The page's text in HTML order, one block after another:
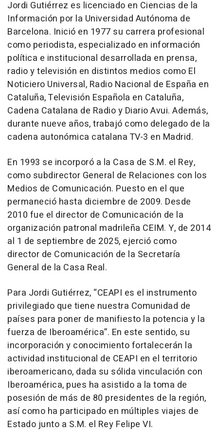
Jordi Gutiérrez es licenciado en Ciencias de la
Información por la Universidad Autónoma de
Barcelona. Inició en 1977 su carrera profesional
como periodista, especializado en información
política e institucional desarrollada en prensa,
radio y televisión en distintos medios como El
Noticiero Universal, Radio Nacional de España en
Cataluña, Televisión Española en Cataluña,
Cadena Catalana de Radio y Diario Avui. Además,
durante nueve años, trabajó como delegado de la
cadena autonómica catalana TV-3 en Madrid.
En 1993 se incorporó a la Casa de S.M. el Rey,
como subdirector General de Relaciones con los
Medios de Comunicación. Puesto en el que
permaneció hasta diciembre de 2009. Desde
2010 fue el director de Comunicación de la
organización patronal madrileña CEIM. Y, de 2014
al 1 de septiembre de 2025, ejerció como
director de Comunicación de la Secretaría
General de la Casa Real.
Para Jordi Gutiérrez, “CEAPI es el instrumento
privilegiado que tiene nuestra Comunidad de
países para poner de manifiesto la potencia y la
fuerza de Iberoamérica”. En este sentido, su
incorporación y conocimiento fortalecerán la
actividad institucional de CEAPI en el territorio
iberoamericano, dada su sólida vinculación con
Iberoamérica, pues ha asistido a la toma de
posesión de más de 80 presidentes de la región,
así como ha participado en múltiples viajes de
Estado junto a S.M. el Rey Felipe VI.